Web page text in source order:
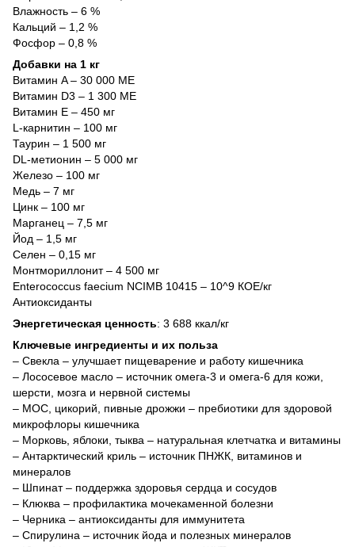
Влажность – 6 %
Кальций – 1,2 %
Фосфор – 0,8 %
Добавки на 1 кг
Витамин A – 30 000 МЕ
Витамин D3 – 1 300 МЕ
Витамин E – 450 мг
L-карнитин – 100 мг
Таурин – 1 500 мг
DL-метионин – 5 000 мг
Железо – 100 мг
Медь – 7 мг
Цинк – 100 мг
Марганец – 7,5 мг
Йод – 1,5 мг
Селен – 0,15 мг
Монтмориллонит – 4 500 мг
Enterococcus faecium NCIMB 10415 – 10^9 КОЕ/кг
Антиоксиданты
Энергетическая ценность: 3 688 ккал/кг
Ключевые ингредиенты и их польза
– Свекла – улучшает пищеварение и работу кишечника
– Лососевое масло – источник омега-3 и омега-6 для кожи,
шерсти, мозга и нервной системы
– МОС, цикорий, пивные дрожжи – пребиотики для здоровой
микрофлоры кишечника
– Морковь, яблоки, тыква – натуральная клетчатка и витамины
– Антарктический криль – источник ПНЖК, витаминов и
минералов
– Шпинат – поддержка здоровья сердца и сосудов
– Клюква – профилактика мочекаменной болезни
– Черника – антиоксиданты для иммунитета
– Спирулина – источник йода и полезных минералов